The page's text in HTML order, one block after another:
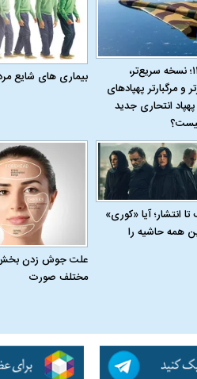
حدید ۱۱۰؛ نسخه سریع‌تر،
و مرگبارتر پهپادهای
انتحاری جدید
بیماری‌ های شایع
تا انتشار؛ آیا «کوری»
همه حاشیه را
علت جوش زدن
مختلف صورت